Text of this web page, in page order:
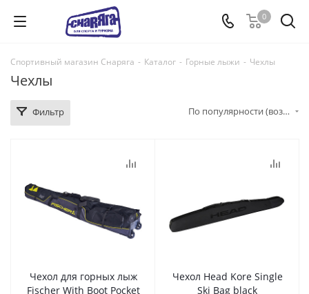
0
Спортивный магазин Снаряга - Каталог - Горные лыжи - Чехлы
Чехлы
Фильтр По популярности (возрастание)
Чехол для горных лыж
Fischer With Boot Pocket
Чехол Head Kore Single
Ski Bag black